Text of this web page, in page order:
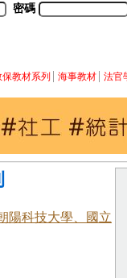
密碼
教材系列 海事教材 法官
陽科技大學、國立